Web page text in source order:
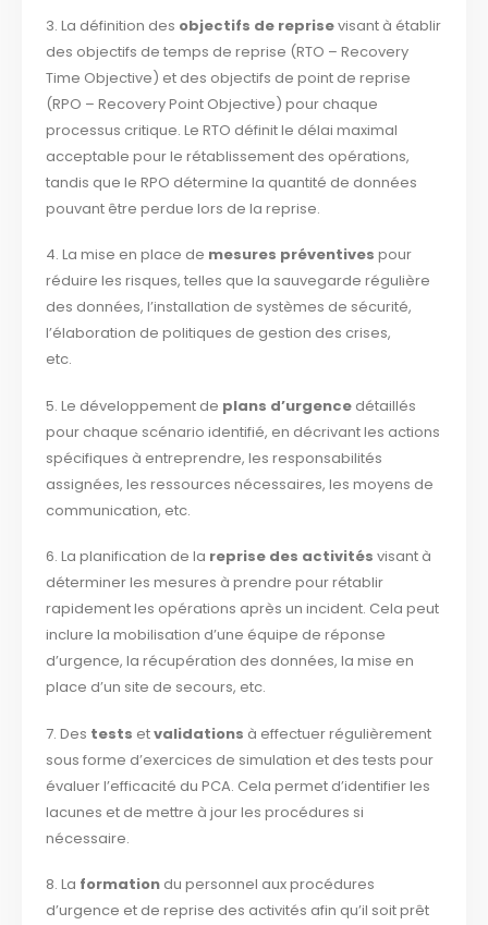
3. La définition des objectifs de reprisevisant à établir
des objectifs de temps de reprise (RTO – Recovery
Time Objective) et des objectifs de point de reprise
(RPO – Recovery Point Objective) pour chaque
processus critique. Le RTO définit le délai maximal
acceptable pour le rétablissement des opérations,
tandis que le RPO détermine la quantité de données
pouvant être perdue lors de la reprise.
4. La mise en place de mesures préventives pour
réduire les risques, telles que la sauvegarde régulière
des données, l’installation de systèmes de sécurité,
l’élaboration de politiques de gestion des crises,
etc.
5. Le développement de plans d’urgence détaillés
pour chaque scénario identifié, en décrivant les actions
spécifiques à entreprendre, les responsabilités
assignées, les ressources nécessaires, les moyens de
communication, etc.
6. La planification de la reprise des activités visant à
déterminer les mesures à prendre pour rétablir
rapidement les opérations après un incident. Cela peut
inclure la mobilisation d’une équipe de réponse
d’urgence, la récupération des données, la mise en
place d’un site de secours, etc.
7. Des tests etvalidations à effectuer régulièrement
sous forme d’exercices de simulation et des tests pour
évaluer l’efficacité du PCA. Cela permet d’identifier les
lacunes et de mettre à jour les procédures si
nécessaire.
8. La formation du personnel aux procédures
d’urgence et de reprise des activités afin qu’il soit prêt